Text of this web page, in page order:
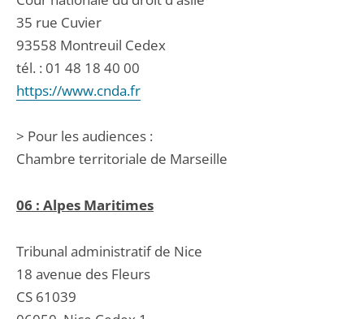
35 rue Cuvier
93558 Montreuil Cedex
tél. : 01 48 18 40 00
https://www.cnda.fr
> Pour les audiences :
Chambre territoriale de Marseille
06 : Alpes Maritimes
Tribunal administratif de Nice
18 avenue des Fleurs
CS 61039